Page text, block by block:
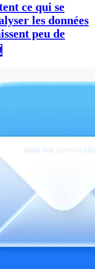
ce qui se
les données
peu de